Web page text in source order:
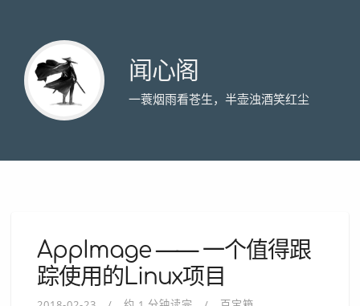
闻心阁
一蓑烟雨看苍生，半壶浊酒笑红尘
AppImage —— 一个值得跟
踪使用的Linux项目